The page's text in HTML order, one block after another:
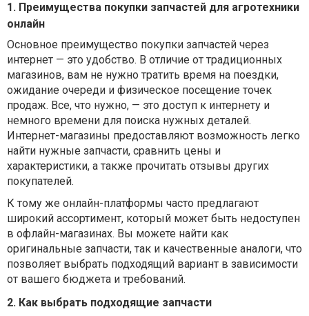
1. Преимущества покупки запчастей для агротехники
онлайн
Основное преимущество покупки запчастей через
интернет — это удобство. В отличие от традиционных
магазинов, вам не нужно тратить время на поездки,
ожидание очереди и физическое посещение точек
продаж. Все, что нужно, — это доступ к интернету и
немного времени для поиска нужных деталей.
Интернет-магазины предоставляют возможность легко
найти нужные запчасти, сравнить цены и
характеристики, а также прочитать отзывы других
покупателей.
К тому же онлайн-платформы часто предлагают
широкий ассортимент, который может быть недоступен
в офлайн-магазинах. Вы можете найти как
оригинальные запчасти, так и качественные аналоги, что
позволяет выбрать подходящий вариант в зависимости
от вашего бюджета и требований.
2. Как выбрать подходящие запчасти